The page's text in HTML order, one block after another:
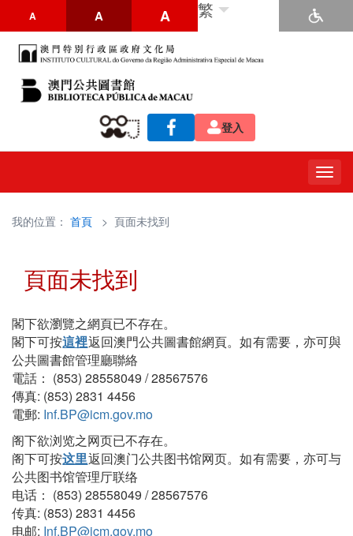
A A A 繁
登入
我的位置： 首頁 > 頁面未找到
頁面未找到
閣下欲瀏覽之網頁已不存在。
閣下可按這裡返回澳門公共圖書館網頁。如有需要，亦可與
公共圖書館管理廳聯絡
電話： (853) 28558049 / 28567576
傳真: (853) 2831 4456
電郵: Inf.BP@icm.gov.mo
阁下欲浏览之网页已不存在。
阁下可按这里返回澳门公共图书馆网页。如有需要，亦可与
公共图书馆管理厅联络
电话： (853) 28558049 / 28567576
传真: (853) 2831 4456
电邮: Inf.BP@icm.gov.mo